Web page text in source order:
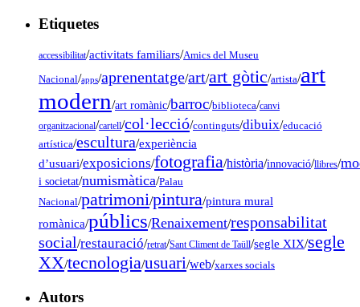
Etiquetes
accessibilitat/activitats familiars/Amics del Museu
Nacional/apps/aprenentatge/art/art gòtic/artista/art
modern/art romànic/barroc/biblioteca/canvi
organitzacional/cartell/col·lecció/continguts/dibuix/educació
artística/escultura/experiència
d’usuari/exposicions/fotografia/història/innovació/llibres/
i societat/numismàtica/Palau
Nacional/patrimoni/pintura/pintura mural
romànica/públics/Renaixement/responsabilitat
social/restauració/retrat/Sant Climent de Taüll/segle XIX/segle
XX/tecnologia/usuari/web/xarxes socials
Autors